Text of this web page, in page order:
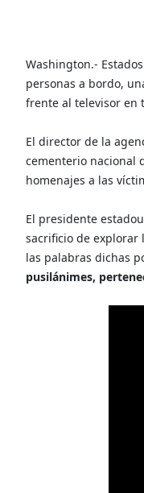
Washington.-
personas a bordo,
frente al televisor en
El director de la
cementerio nacional
homenajes a las
El presidente
sacrificio de explorar
las palabras dichas
pusilánimes,